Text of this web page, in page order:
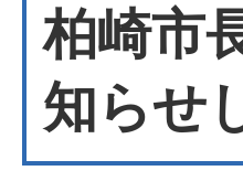
柏崎市
知らせ